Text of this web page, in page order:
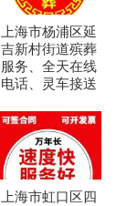
上海市杨浦区延
吉新村街道殡葬
服务、全天在线
电话、灵车接送
上海市虹口区四